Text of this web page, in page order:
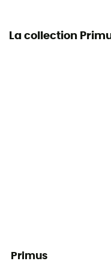
La collection
Primus